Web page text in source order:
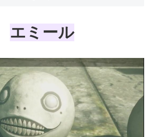
エミール